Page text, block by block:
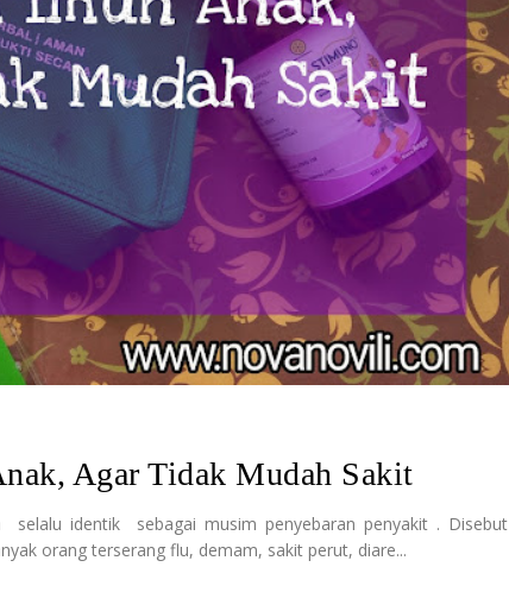
Agar Tidak Mudah Sakit
identik sebagai musim penyebaran penyakit . Disebut
orang terserang flu, demam, sakit perut, diare...